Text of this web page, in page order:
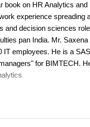
book on HR Analytics
experience
and decision sciences
pan India. Mr.
IT employees. He is a
for BIMTECH.